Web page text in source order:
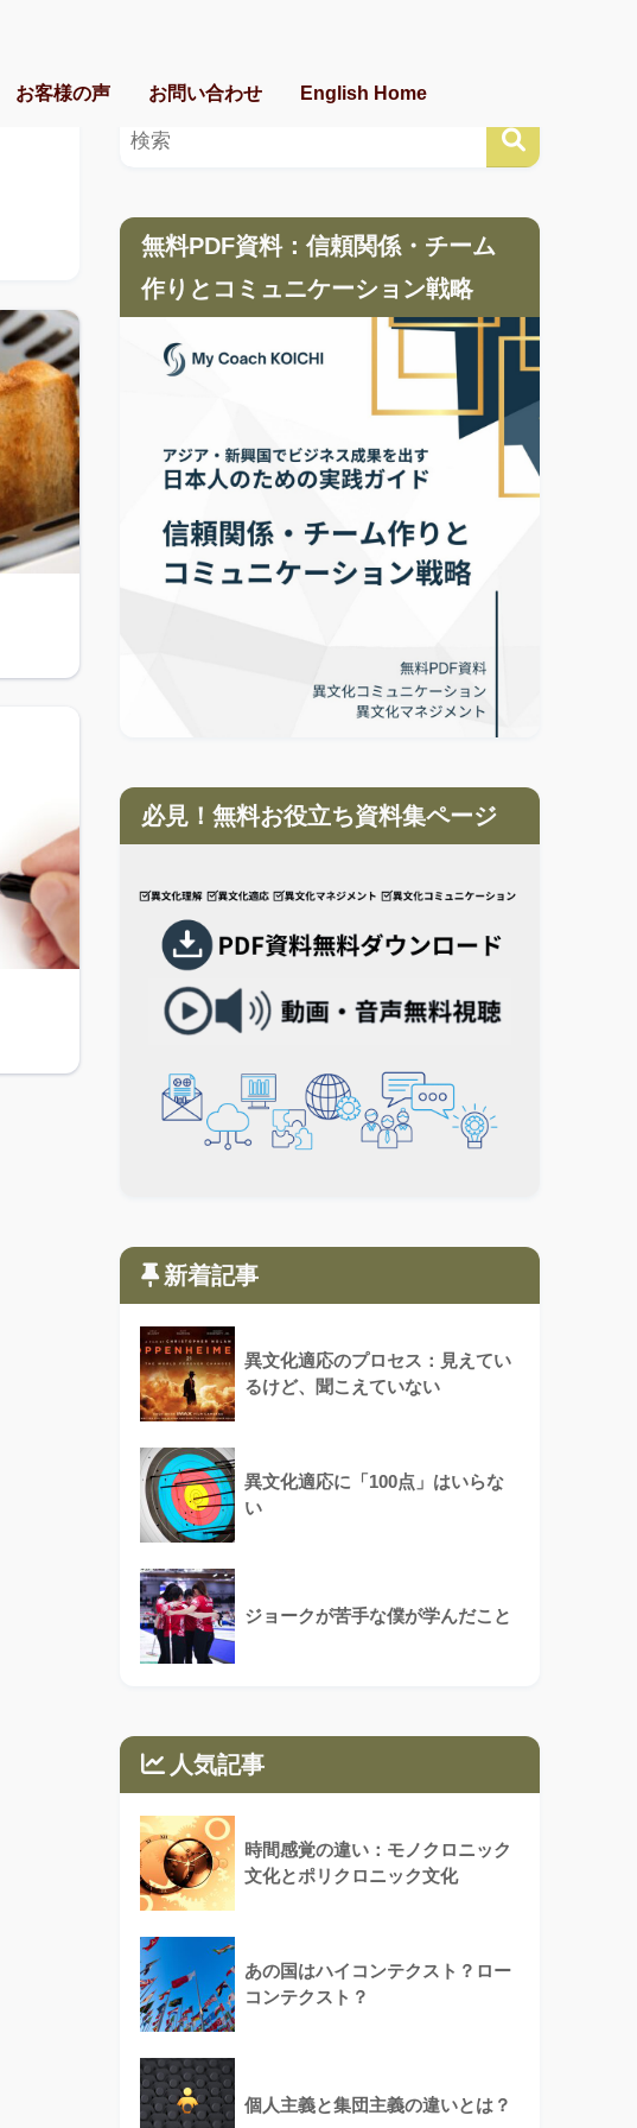
お客様の声 お問い合わせ English Home
無料PDF資料：信頼関係・チーム
作りとコミュニケーション戦略
必見！無料お役立ち資料集ページ
新着記事
異文化適応のプロセス：見えてい
るけど、聞こえていない
異文化適応に「100点」はいらな
い
ジョークが苦手な僕が学んだこと
人気記事
時間感覚の違い：モノクロニック
文化とポリクロニック文化
あの国はハイコンテクスト？ロー
コンテクスト？
個人主義と集団主義の違いとは？